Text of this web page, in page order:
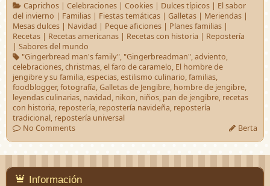
Caprichos| Celebraciones| Cookies| Dulces típicos| El sabor
del invierno | Familias | Fiestas temáticas | Galletas | Meriendas |
Mesas dulces | Navidad | Peque aficiones | Planes familias |
Recetas | Recetas americanas | Recetas con historia | Repostería
| Sabores del mundo
"Gingerbread man's family", "Gingerbreadman",adviento,
celebraciones,christmas,el faro de caramelo, El hombre de
jengibre y su familia,especias,estilismo culinario,familias,
foodblogger,fotografía,Galletas de Jengibre, hombre de jengibre,
leyendas culinarias, navidad, nikon, niños, pan de jengibre, recetas
con historia, repostería, repostería navideña, repostería
tradicional, repostería universal
No Comments
Berta
Información